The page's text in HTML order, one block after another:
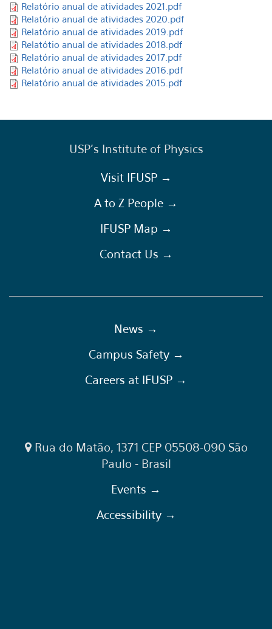
Relatório anual de atividades 2021.pdf
Relatório anual de atividades 2020.pdf
Relatório anual de atividades 2019.pdf
Relatótio anual de atividades 2018.pdf
Relatório anual de atividades 2017.pdf
Relatório anual de atividades 2016.pdf
Relatório anual de atividades 2015.pdf
USP's Institute of Physics
Visit IFUSP →
A to Z People →
IFUSP Map →
Contact Us →
News →
Campus Safety →
Careers at IFUSP →
Rua do Matão, 1371 CEP 05508-090 São
Paulo - Brasil
Events →
Accessibility →